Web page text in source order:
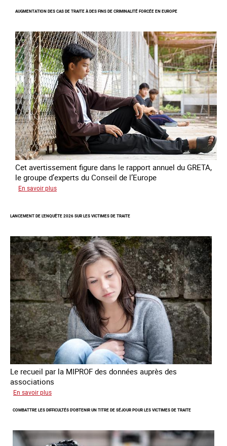
nouveaux
du
combat
contre
l’esclavage
domestique
en
France
AUGMENTATION DES CAS DE TRAITE À DES FINS DE CRIMINALITÉ FORCÉE EN EUROPE
Cet avertissement figure dans le rapport annuel du GRETA,
le groupe d’experts du Conseil de l’Europe
En savoir plus
cas
traite
à
des
fins
de
criminalité
forcée
en
Europe
LANCEMENT DE L'ENQUÊTE 2026 SUR LES VICTIMES DE TRAITE
Le recueil par la MIPROF des données auprès des
associations
En savoir plus
de
2026
sur
COMBATTRE LES DIFFICULTÉS D'OBTENIR UN TITRE DE SÉJOUR POUR LES VICTIMES DE TRAITE